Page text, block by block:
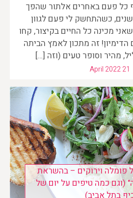
כל פעם באחרים אלתור שהפך
כשהתחשק לי פעם לגוון
מכינה כל החיים בקיצור, קחו
הדימיון! זה מתכון לאמץ הביתה
מהיר וסופר טעים (וזה […]
April 2022 21
וירוקים – בהשראת
כמה טיפים על יום של
בתל אביב)